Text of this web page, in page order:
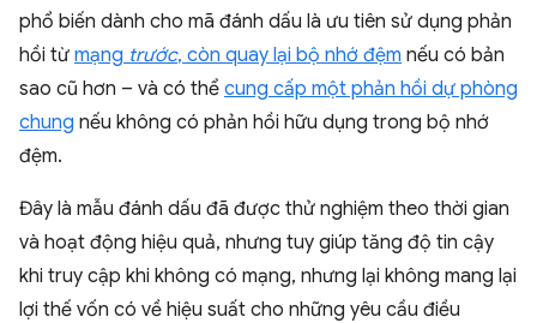
phổ biến dành cho mã đánh dấu là ưu tiên sử dụng phản
hồi từ mạng trước, còn quay lại bộ nhớ đệm nếu có bản
sao cũ hơn – và có thể cung cấp một phản hồi dự phòng
chung nếu không có phản hồi hữu dụng trong bộ nhớ
đệm.
Đây là mẫu đánh dấu đã được thử nghiệm theo thời gian
và hoạt động hiệu quả, nhưng tuy giúp tăng độ tin cậy
khi truy cập khi không có mạng, nhưng lại không mang lại
lợi thế vốn có về hiệu suất cho những yêu cầu điều